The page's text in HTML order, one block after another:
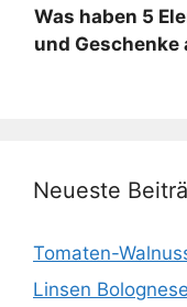
Was haben 5
und Geschenke
Neueste
Tomaten-
Linsen Bolognese